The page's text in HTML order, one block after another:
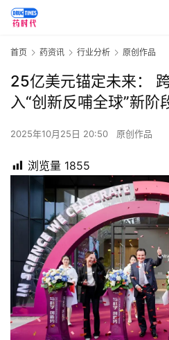
首页 药资讯 行业分析 原创作品
25亿美元锚定未来：
入“创新反哺全球”新阶
2025年10月25日 20:50 原创作品
浏览量 1855